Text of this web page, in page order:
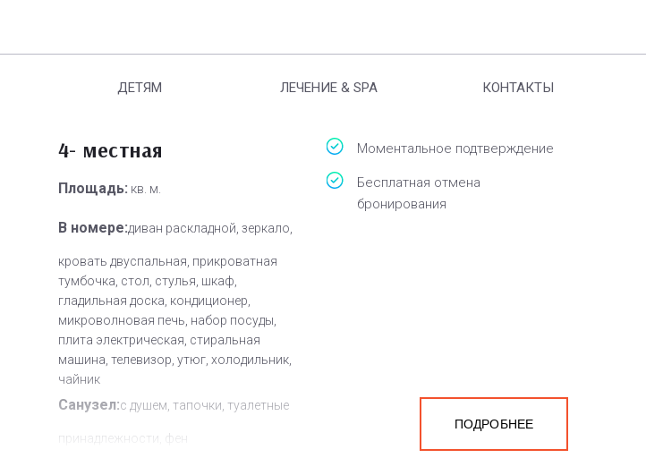
ДЕТЯМ ЛЕЧЕНИЕ & SPA КОНТАКТЫ
4- местная
Площадь: кв. м.
В номере:диван раскладной, зеркало,
кровать двуспальная, прикроватная
тумбочка, стол, стулья, шкаф,
гладильная доска, кондиционер,
микроволновая печь, набор посуды,
плита электрическая, стиральная
машина, телевизор, утюг, холодильник,
чайник
Санузел:с душем, тапочки, туалетные
принадлежности, фен
Моментальное подтверждение
Бесплатная отмена
бронирования
ПОДРОБНЕЕ